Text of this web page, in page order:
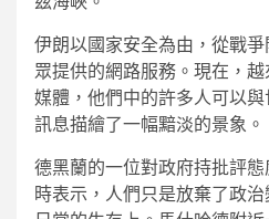
伊朗以國家安全為由，從戰
眾提供的網路服務。現在，
媒體，他們中的許多人可以
訊息描繪了一​​幅黯淡的景象。
德黑蘭的一位對政府持批評
時表示，人們只是放棄了政